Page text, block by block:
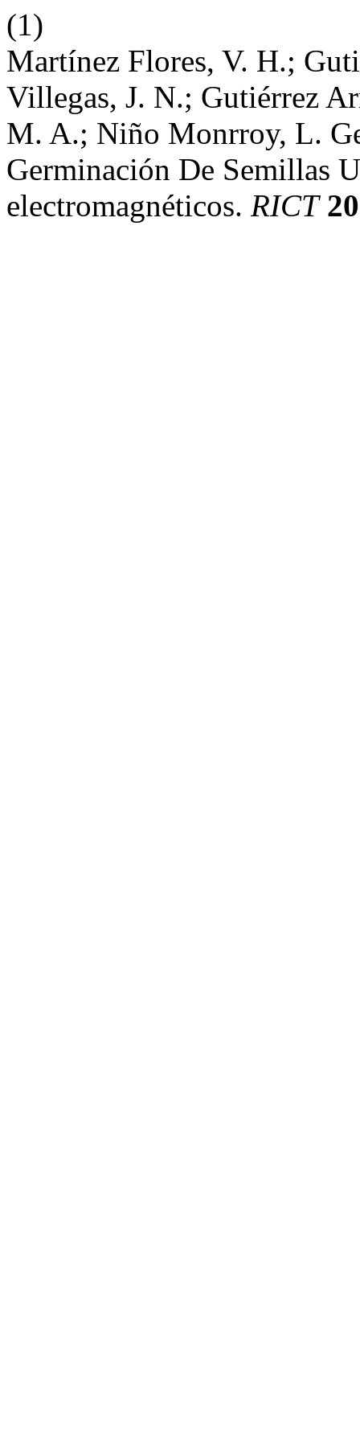
(1)
Martínez Flores, V. H.;
Villegas, J. N.; Gutiérrez
M. A.; Niño Monrroy, L.
Germinación De Semillas
electromagnéticos. RICT